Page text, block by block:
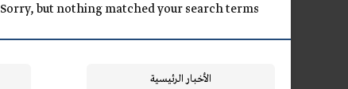
Sorry, but nothing matched your search terms.
الأخبار الرئيسية